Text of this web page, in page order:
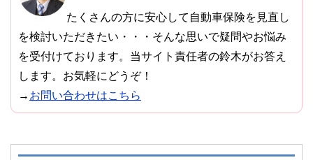
たくさんの方に安心して自動車保険を見直し
を検討いただきたい・・・そんな思いで疑問やお悩み
を受付けております。当サイト責任者の鈴木がお答え
します。お気軽にどうぞ！
→ お問い合わせはこちら